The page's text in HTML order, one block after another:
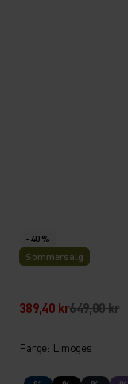
-40 %
Sommersalg
389,40 kr649,00 kr
Farge: Limoges